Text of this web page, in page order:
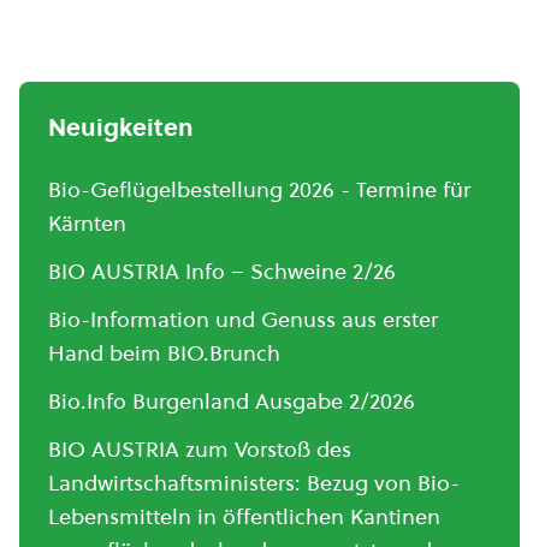
Neuigkeiten
Bio-Geflügelbestellung 2026 - Termine für
Kärnten
BIO AUSTRIA Info – Schweine 2/26
Bio-Information und Genuss aus erster
Hand beim BIO.Brunch
Bio.Info Burgenland Ausgabe 2/2026
BIO AUSTRIA zum Vorstoß des
Landwirtschaftsministers: Bezug von Bio-
Lebensmitteln in öffentlichen Kantinen